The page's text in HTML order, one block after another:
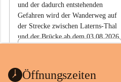
und der dadurch entstehenden
Gefahren wird der Wanderweg auf
der Strecke zwischen Laterns-Thal
und der Brücke ab dem 03.08.2026
ht
Öffnungszeiten